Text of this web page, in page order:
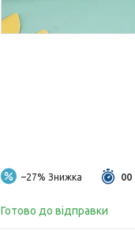
–27% 00
Готово до відправки